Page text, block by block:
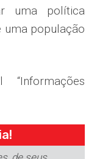
uma po­lítica
uma população